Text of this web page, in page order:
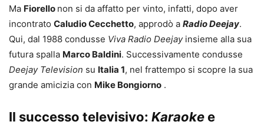
Ma Fiorello non si da affatto per vinto, infatti, dopo aver
incontrato Caludio Cecchetto, approdò a Radio Deejay.
Qui, dal 1988 condusse Viva Radio Deejayinsieme alla sua
futura spalla Marco Baldini. Successivamente condusse
Deejay Television su Italia 1, nel frattempo si scopre la sua
grande amicizia con Mike Bongiorno .
Il successo televisivo: Karaoke e